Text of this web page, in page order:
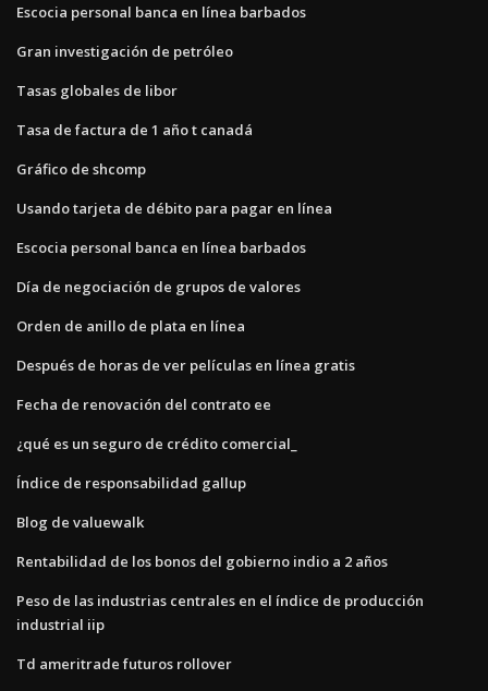
Escocia personal banca en línea barbados
Gran investigación de petróleo
Tasas globales de libor
Tasa de factura de 1 año t canadá
Gráfico de shcomp
Usando tarjeta de débito para pagar en línea
Escocia personal banca en línea barbados
Día de negociación de grupos de valores
Orden de anillo de plata en línea
Después de horas de ver películas en línea gratis
Fecha de renovación del contrato ee
¿qué es un seguro de crédito comercial_
Índice de responsabilidad gallup
Blog de valuewalk
Rentabilidad de los bonos del gobierno indio a 2 años
Peso de las industrias centrales en el índice de producción
industrial iip
Td ameritrade futuros rollover